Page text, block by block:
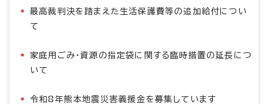
最高裁判決を踏まえた生活保護費等の追加給付につい
て
家庭用ごみ・資源の指定袋に関する臨時措置の延長につ
いて
令和8年熊本地震災害義援金を募集しています